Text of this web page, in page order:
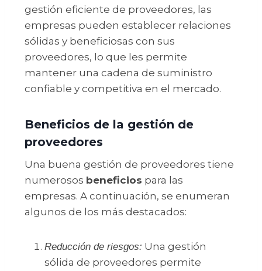
gestión eficiente de proveedores, las
empresas pueden establecer relaciones
sólidas y beneficiosas con sus
proveedores, lo que les permite
mantener una cadena de suministro
confiable y competitiva en el mercado.
Beneficios de la gestión de
proveedores
Una buena gestión de proveedores tiene
numerosos beneficios para las
empresas. A continuación, se enumeran
algunos de los más destacados:
Reducción de riesgos: Una gestión
sólida de proveedores permite